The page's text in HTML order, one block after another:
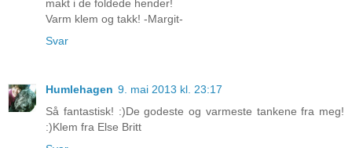
makt i de foldede hender!
Varm klem og takk! -Margit-
Svar
Humlehagen 9. mai 2013 kl. 23:17
Så fantastisk! :)De godeste og varmeste tankene fra meg!
:)Klem fra Else Britt